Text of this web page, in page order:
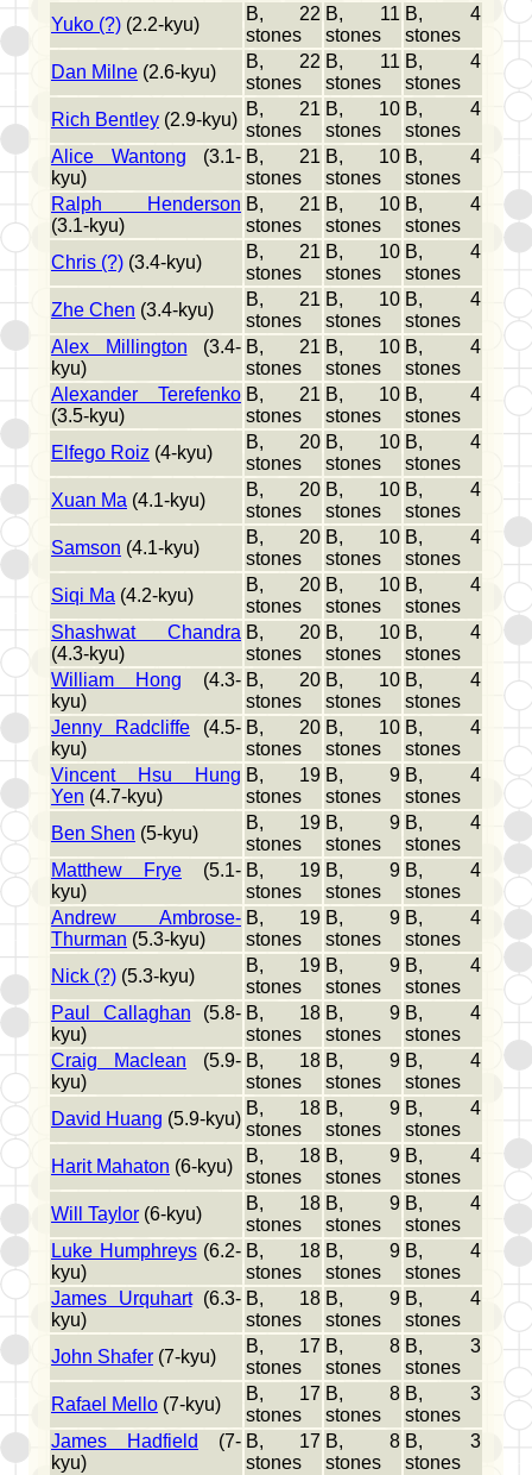
Yuko (?) (2.2-kyu)
B, 22
stones
B, 11
stones
B, 4
stones
Dan Milne (2.6-kyu)
B, 22
stones
B, 11
stones
B, 4
stones
Rich Bentley (2.9-kyu)
B, 21
stones
B, 10
stones
B, 4
stones
Alice Wantong (3.1-
kyu)
B, 21
stones
B, 10
stones
B, 4
stones
Ralph Henderson
(3.1-kyu)
B, 21
stones
B, 10
stones
B, 4
stones
Chris (?) (3.4-kyu)
B, 21
stones
B, 10
stones
B, 4
stones
Zhe Chen (3.4-kyu)
B, 21
stones
B, 10
stones
B, 4
stones
Alex Millington (3.4-
kyu)
B, 21
stones
B, 10
stones
B, 4
stones
Alexander Terefenko
(3.5-kyu)
B, 21
stones
B, 10
stones
B, 4
stones
Elfego Roiz (4-kyu)
B, 20
stones
B, 10
stones
B, 4
stones
Xuan Ma (4.1-kyu)
B, 20
stones
B, 10
stones
B, 4
stones
Samson (4.1-kyu)
B, 20
stones
B, 10
stones
B, 4
stones
Siqi Ma (4.2-kyu)
B, 20
stones
B, 10
stones
B, 4
stones
Shashwat Chandra
(4.3-kyu)
B, 20
stones
B, 10
stones
B, 4
stones
William Hong (4.3-
kyu)
B, 20
stones
B, 10
stones
B, 4
stones
Jenny Radcliffe (4.5-
kyu)
B, 20
stones
B, 10
stones
B, 4
stones
Vincent Hsu Hung
Yen (4.7-kyu)
B, 19
stones
B, 9
stones
B, 4
stones
Ben Shen (5-kyu)
B, 19
stones
B, 9
stones
B, 4
stones
Matthew Frye (5.1-
kyu)
B, 19
stones
B, 9
stones
B, 4
stones
Andrew Ambrose-
Thurman (5.3-kyu)
B, 19
stones
B, 9
stones
B, 4
stones
Nick (?) (5.3-kyu)
B, 19
stones
B, 9
stones
B, 4
stones
Paul Callaghan (5.8-
kyu)
B, 18
stones
B, 9
stones
B, 4
stones
Craig Maclean (5.9-
kyu)
B, 18
stones
B, 9
stones
B, 4
stones
David Huang (5.9-kyu)
B, 18
stones
B, 9
stones
B, 4
stones
Harit Mahaton (6-kyu)
B, 18
stones
B, 9
stones
B, 4
stones
Will Taylor (6-kyu)
B, 18
stones
B, 9
stones
B, 4
stones
Luke Humphreys(6.2-
kyu)
B, 18
stones
B, 9
stones
B, 4
stones
James Urquhart(6.3-
kyu)
B, 18
stones
B, 9
stones
B, 4
stones
John Shafer (7-kyu)
B, 17
stones
B, 8
stones
B, 3
stones
Rafael Mello (7-kyu)
B, 17
stones
B, 8
stones
B, 3
stones
James Hadfield
(7-
kyu)
B, 17
stones
B, 8
stones
B, 3
stones